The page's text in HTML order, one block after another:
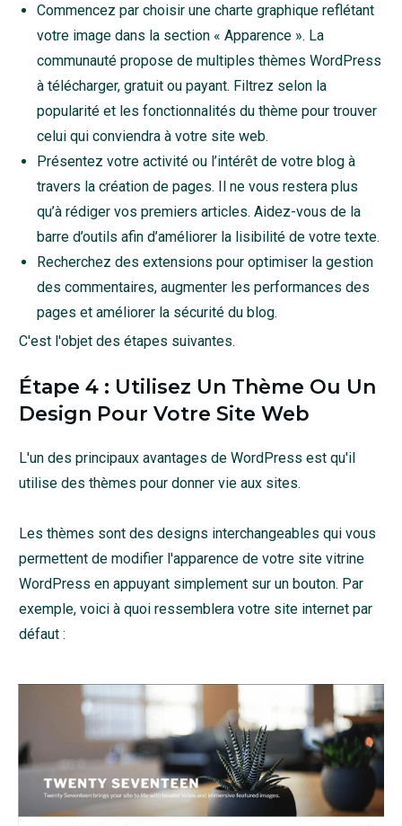
Commencez par choisir une charte graphique reflétant
votre image dans la section « Apparence ». La
communauté propose de multiples thèmes WordPress
à télécharger, gratuit ou payant. Filtrez selon la
popularité et les fonctionnalités du thème pour trouver
celui qui conviendra à votre site web.
Présentez votre activité ou l’intérêt de votre blog à
travers la création de pages. Il ne vous restera plus
qu’à rédiger vos premiers articles. Aidez-vous de la
barre d’outils afin d’améliorer la lisibilité de votre texte.
Recherchez des extensions pour optimiser la gestion
des commentaires, augmenter les performances des
pages et améliorer la sécurité du blog.
C'est l'objet des étapes suivantes.
Étape 4 : Utilisez Un Thème Ou Un
Design Pour Votre Site Web
L'un des principaux avantages de WordPress est qu'il
utilise des thèmes pour donner vie aux sites.
Les thèmes sont des designs interchangeables qui vous
permettent de modifier l'apparence de votre site vitrine
WordPress en appuyant simplement sur un bouton. Par
exemple, voici à quoi ressemblera votre site internet par
défaut :